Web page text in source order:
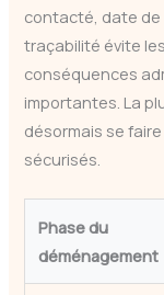
contacté, date
traçabilité évite
conséquences
importantes. La
désormais se
sécurisés.
Phase du
déménagement